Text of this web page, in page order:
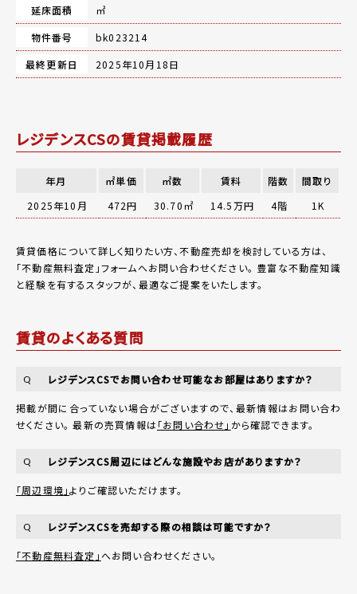
延床面積
㎡
物件番号
bk023214
最終更新日
2025年10月18日
レジデンスCSの賃貸掲載履歴
年月 ㎡単価 ㎡数 賃料 階数
間取り
2025年10月
472円 30.70㎡ 14.5万円 4階 1K
賃貸価格について詳しく知りたい方、不動産売却を検討している方は、
「不動産無料査定 」フォームへお問い合わせください。 豊富な不動産知識
と経験を有するスタッフが、最適なご提案をいたします。
賃貸のよくある質問
Q レジデンスCSでお問い合わせ可能なお部屋はありますか？
掲載が間に合っていない場合がございますので、最新情報はお問い合わ
せください。 最新の売買情報は「お問い合わせ」 から確認できます。
Q レジデンスCS周辺にはどんな施設やお店がありますか？
「周辺環境」よりご確認いただけます。
Q レジデンスCSを売却する際の相談は可能ですか？
「不動産無料査定」へお問い合わせください。